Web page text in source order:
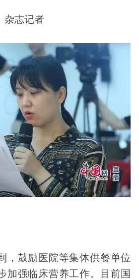
杂志记者
，鼓励医院等集体供餐单位
加强临床营养工作。目前国